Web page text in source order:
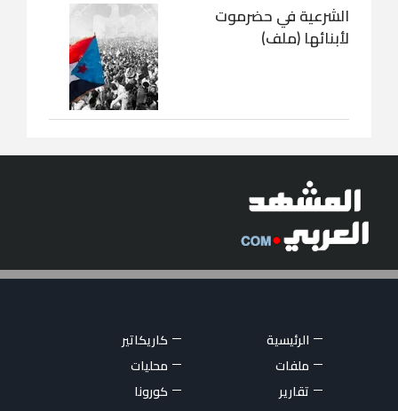
الشرعية في حضرموت
لأبنائها (ملف)
الرئيسية
كاريكاتير
ملفات
محليات
تقارير
كورونا